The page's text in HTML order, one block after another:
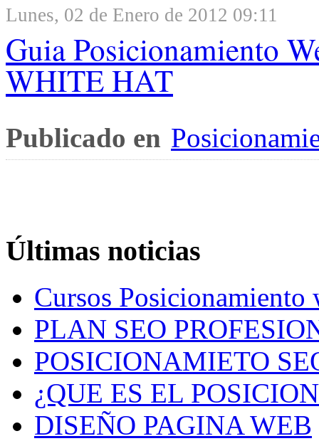
Lunes, 02 de Enero de 2012 09:11
Guia Posicionamiento
WHITE HAT
Publicado en
Últimas noticias
Cursos Posicionamiento
PLAN SEO
POSICIONAMIETO
¿QUE ES EL
DISEÑO PAGINA WEB